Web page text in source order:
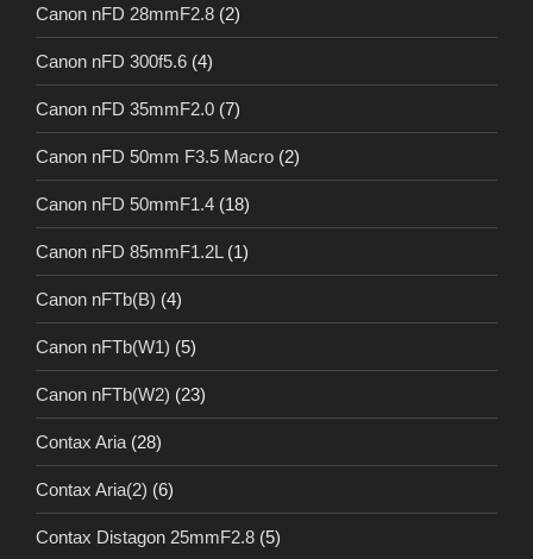
Canon nFD 28mmF2.8 (2)
Canon nFD 300f5.6 (4)
Canon nFD 35mmF2.0 (7)
Canon nFD 50mm F3.5 Macro (2)
Canon nFD 50mmF1.4 (18)
Canon nFD 85mmF1.2L (1)
Canon nFTb(B) (4)
Canon nFTb(W1) (5)
Canon nFTb(W2) (23)
Contax Aria (28)
Contax Aria(2) (6)
Contax Distagon 25mmF2.8 (5)